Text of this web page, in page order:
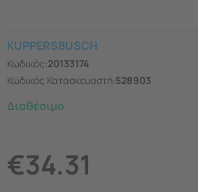
KUPPERSBUSCH
Κωδικός:20133174
Κωδικός Κατασκευαστή:528903
Διαθέσιμο
€34.31